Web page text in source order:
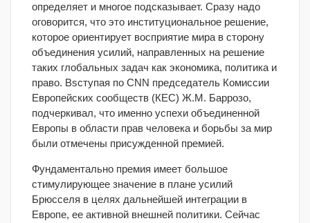
определяет и многое подсказывает. Сразу надо
оговорится, что это институциональное решение,
которое ориентирует восприятие мира в сторону
объединения усилий, направленных на решение
таких глобальных задач как экономика, политика и
право. Вsступая по CNN председатель Комиссии
Европейских сообществ (КЕС) Ж.М. Баррозо,
подчеркивал, что именно успехи объединенной
Европы в области прав человека и борьбы за мир
были отмечены присужденной премией.
Фундаментально премия имеет большое
стимулирующее значение в плане усилий
Брюсселя в целях дальнейшей интеграции в
Европе, ее активной внешней политики. Сейчас